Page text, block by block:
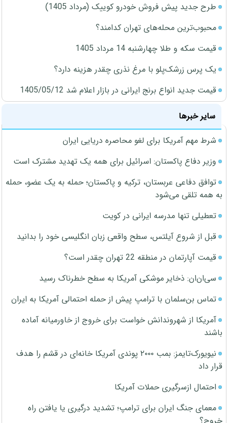
طرح جدید پیش فروش خودرو کوییک (مرداد 1405)
محبوب‌ترین محله‌های تهران کدامند؟
قیمت سکه و طلا چهارشنبه 14 مرداد 1405
یک پرس زرشک‌پلو با مرغ نذری چقدر هزینه دارد؟
قیمت جدید انواع برنج ایرانی در بازار اعلام شد 1405/05/12
سایر خبرها
شرط مهم آمریکا برای لغو محاصره دریایی ایران
وزیر دفاع پاکستان: اسرائیل برای همه یک تهدید مشترک است
توافق دفاعی عربستان، ترکیه و پاکستان؛ حمله به یک عضو، حمله
به همه تلقی می‌شود
تعطیلی تنها مدرسه ایرانی در کویت
قبل از شروع آیلتس، سطح واقعی زبان انگلیسی خود را بدانید
قیمت آپارتمان در منطقه 22 تهران چقدر است؟
سی‌ان‌ان: ذخایر موشکی آمریکا به سطح خطرناک رسید
تماس بن‌سلمان با ترامپ پیش از حمله احتمالی آمریکا به ایران
آمریکا از شهروندانش خواست برای خروج از خاورمیانه آماده
باشند
نیویورک‌تایمز: بمب ۲۰۰۰ پوندی آمریکا خانه‌ای در قشم را هدف
قرار داد
احتمال ازسرگیری حملات آمریکا
معمای جنگ ایران برای ترامپ؛ تشدید درگیری یا یافتن راه